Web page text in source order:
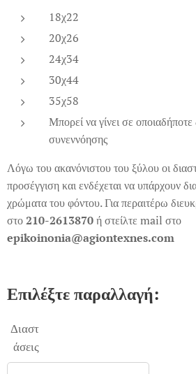
18χ22
20χ26
24χ34
30χ44
35χ58
Μπορεί να γίνει σε
συνεννόησης
Λόγω του ακανόνιστου του ξύλου οι
προσέγγιση και ενδέχεται να υπάρχουν
χρώματα του φόντου. Για περαιτέρω
στο210-2613870ή στείλτε mail στο
epikoinonia@agiontexnes.com
Επιλέξτε παραλλαγή:
Διαστ
άσεις